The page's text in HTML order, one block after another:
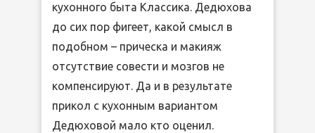
кухонного быта Классика. Дедюхова
до сих пор фигеет, какой смысл в
подобном – прическа и макияж
отсутствие совести и мозгов не
компенсируют. Да и в результате
прикол с кухонным вариантом
Дедюховой мало кто оценил.